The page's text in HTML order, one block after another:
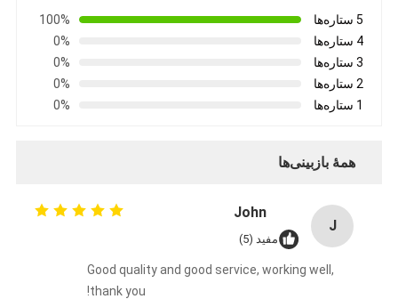
5 ستاره‌ها
100%
4 ستاره‌ها
0%
3 ستاره‌ها
0%
2 ستاره‌ها
0%
1 ستاره‌ها
0%
همهٔ بازبینی‌ها
J
John
مفید (5)
Good quality and good service, working well,
thank you!